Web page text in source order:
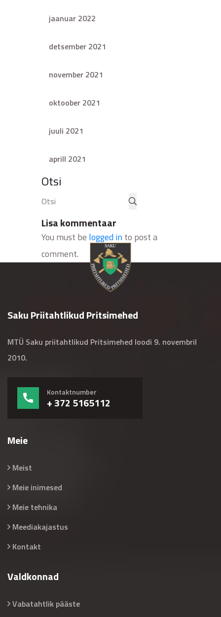
jaanuar 2022
detsember 2021
november 2021
oktoober 2021
juuli 2021
aprill 2021
Otsi
Lisa kommentaar
You must be logged into post a
comment.
Saku Priitahtlikud Pritsimehed
MTÜ Saku priitahtlikud Pritsimehed loodi 9. novembril
2010.
Kontaktnumber
+ 372 5165112
Meie
Meist
Meie inimesed
Meie tehnika
Meediakajastus
Kontakt
Valdkonnad
Vabatahtlik pääste